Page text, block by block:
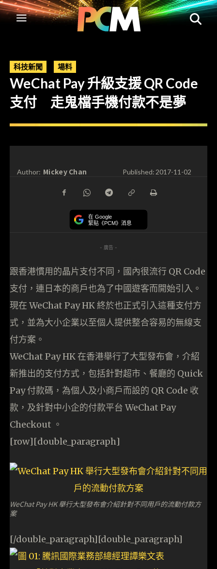
科技新聞 場料
WeChat Pay 升級支援 QR Code
支付 走鬼檔手機付款不是夢
Author: Mickey Chan Published:2017-11-02
在 Google
緊貼《PCM》消息
- 廣告 -
跟香港慣用的晶片支付不同，國內很流行 QR Code
支付，連日本的商戶也為了中國遊客而開始引入。
現在 WeChat Pay HK 終於也正式引入這種支付方
式，並為大小企業以至個人提供整合容易的無線支
付方案。
WeChat Pay HK 在香港舉行了大型發布會，介紹
新推出的支付方式，包括針對超市、餐廳的 Quick
Pay 付款碼，為個人及小商戶而設的 QR Code 收
款，及針對中小企的付款平台 WeChat Pay
Checkout 。
[row][double_paragraph]
WeChat Pay HK 舉行大型發布會介紹針對不同用戶的流動付款方
案
[/double_paragraph][double_paragraph]